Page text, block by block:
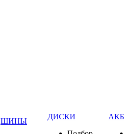
ШИНЫ
ДИСКИ
АКБ